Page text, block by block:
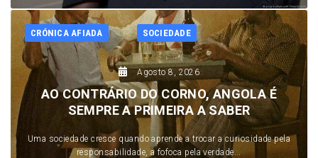
CRÓNICA AFIADA SOCIEDADE
Agosto 8, 2026
AO CONTRÁRIO DO CORNO, ANGOLA É
SEMPRE A PRIMEIRA A SABER
Uma sociedade cresce quando aprende a trocar a curiosidade pela
responsabilidade, a fofoca pela verdade...